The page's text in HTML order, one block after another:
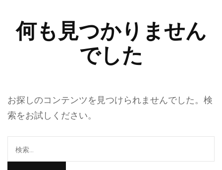
何も見つかりません
でした
お探しのコンテンツを見つけられませんでした。検
索をお試しください。
索: